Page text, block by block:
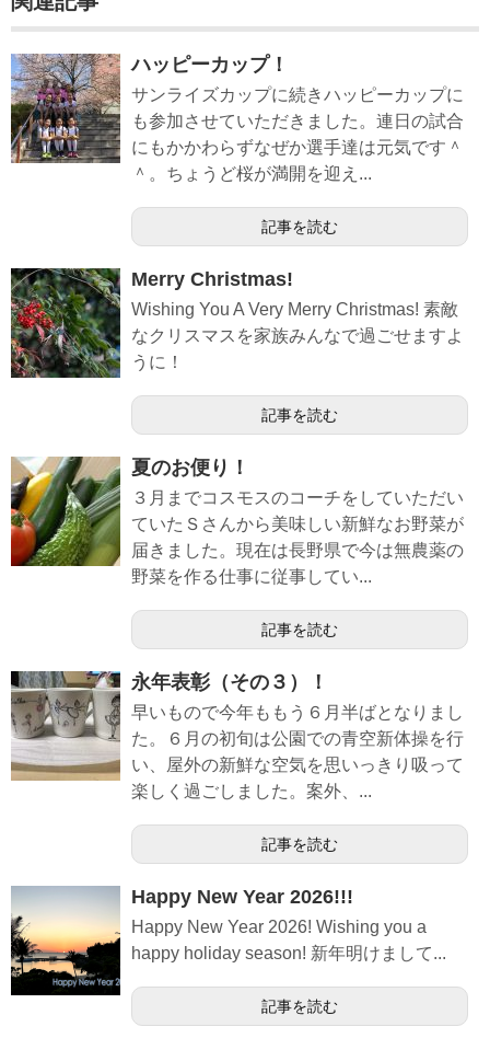
ハッピーカップ！
サンライズカップに続きハッピーカップに
も参加させていただきました。連日の試合
にもかかわらずなぜか選手達は元気です＾
＾。ちょうど桜が満開を迎え...
記事を読む
Merry Christmas!
Wishing You A Very Merry Christmas! 素敵
なクリスマスを家族みんなで過ごせますよ
うに！
記事を読む
夏のお便り！
３月までコスモスのコーチをしていただい
ていたＳさんから美味しい新鮮なお野菜が
届きました。現在は長野県で今は無農薬の
野菜を作る仕事に従事してい...
記事を読む
永年表彰（その３）！
早いもので今年ももう６月半ばとなりまし
た。６月の初旬は公園での青空新体操を行
い、屋外の新鮮な空気を思いっきり吸って
楽しく過ごしました。案外、...
記事を読む
Happy New Year 2026!!!
Happy New Year 2026! Wishing you a
happy holiday season! 新年明けまして...
記事を読む